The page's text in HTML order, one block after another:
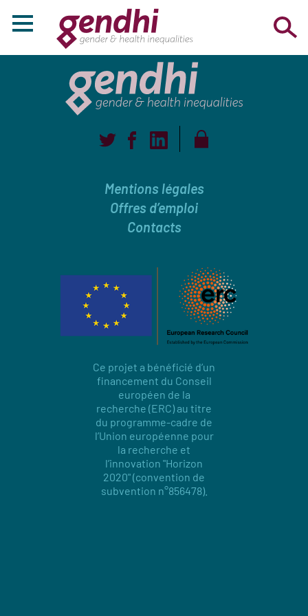
Mentions légales
Offres d’emploi
Contacts
Ce projet a bénéficié d’un
financement du Conseil
européen de la
recherche (ERC) au titre
du programme-cadre de
l’Union européenne pour
la recherche et
l’innovation "Horizon
2020" (convention de
subvention n°856478).